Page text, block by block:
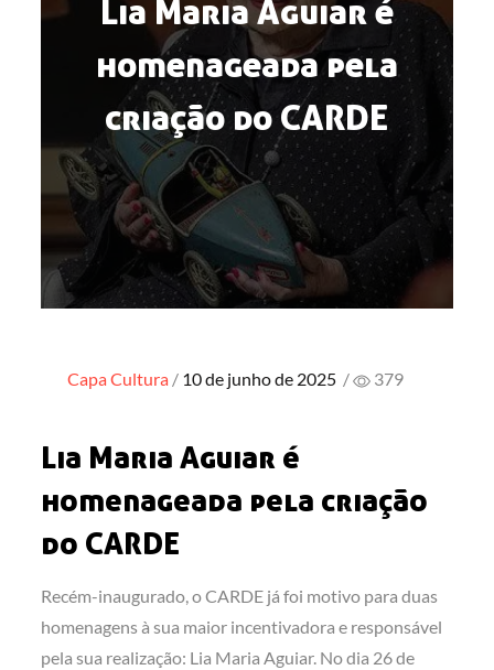
Lia Maria Aguiar é
homenageada pela
criação do CARDE
CapaCultura Posted
10 de junho de 2025 / 379
Lia Maria Aguiar é
homenageada pela criação
do CARDE
Recém-inaugurado, o CARDE já foi motivo para duas
homenagens à sua maior incentivadora e responsável
pela sua realização: Lia Maria Aguiar. No dia 26 de